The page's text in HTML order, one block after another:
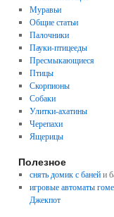
Муравьи
Общие статьи
Палочники
Пауки-птицееды
Пресмыкающиеся
Птицы
Скорпионы
Собаки
Улитки-ахатины
Черепахи
Ящерицы
Полезное
снять домик с банейи
игровые автоматы
Джекпот